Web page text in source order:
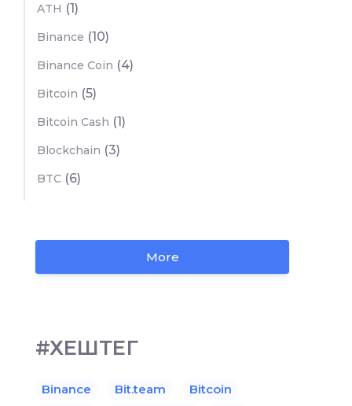
ATH (1)
Binance (10)
Binance Coin (4)
Bitcoin (5)
Bitcoin Cash (1)
Blockchain (3)
BTC (6)
More
#ХЕШТЕГ
Binance Bit.team
Bitcoin